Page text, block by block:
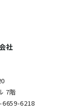
社
7階
6218